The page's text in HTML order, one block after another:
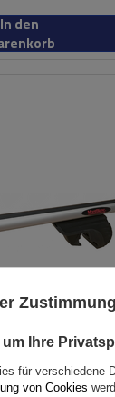
In den
5417-AE49
Ihre
für verschiedene
von Cookies